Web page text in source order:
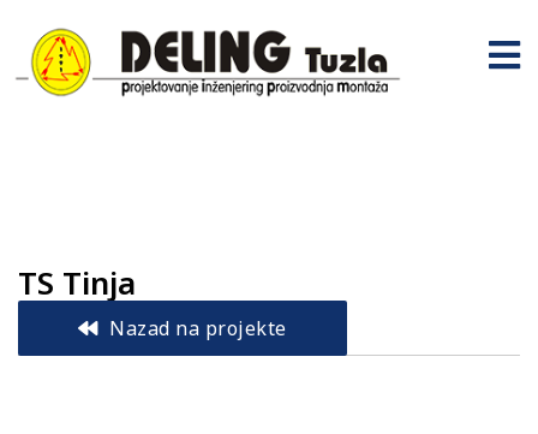
TS Tinja
Nazad na projekte